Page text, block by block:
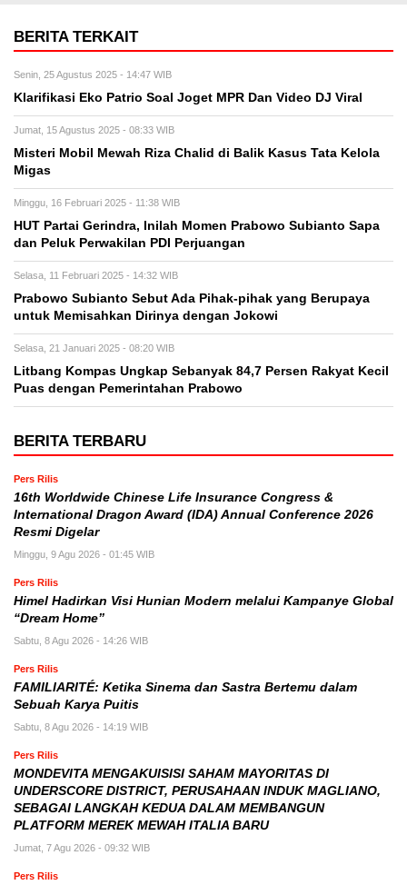
BERITA TERKAIT
Senin, 25 Agustus 2025 - 14:47 WIB
Klarifikasi Eko Patrio Soal Joget MPR Dan Video DJ Viral
Jumat, 15 Agustus 2025 - 08:33 WIB
Misteri Mobil Mewah Riza Chalid di Balik Kasus Tata Kelola
Migas
Minggu, 16 Februari 2025 - 11:38 WIB
HUT Partai Gerindra, Inilah Momen Prabowo Subianto Sapa
dan Peluk Perwakilan PDI Perjuangan
Selasa, 11 Februari 2025 - 14:32 WIB
Prabowo Subianto Sebut Ada Pihak-pihak yang Berupaya
untuk Memisahkan Dirinya dengan Jokowi
Selasa, 21 Januari 2025 - 08:20 WIB
Litbang Kompas Ungkap Sebanyak 84,7 Persen Rakyat Kecil
Puas dengan Pemerintahan Prabowo
BERITA TERBARU
Pers Rilis
16th Worldwide Chinese Life Insurance Congress &
International Dragon Award (IDA) Annual Conference 2026
Resmi Digelar
Minggu, 9 Agu 2026 - 01:45 WIB
Pers Rilis
Himel Hadirkan Visi Hunian Modern melalui Kampanye Global
“Dream Home”
Sabtu, 8 Agu 2026 - 14:26 WIB
Pers Rilis
FAMILIARITÉ: Ketika Sinema dan Sastra Bertemu dalam
Sebuah Karya Puitis
Sabtu, 8 Agu 2026 - 14:19 WIB
Pers Rilis
MONDEVITA MENGAKUISISI SAHAM MAYORITAS DI
UNDERSCORE DISTRICT, PERUSAHAAN INDUK MAGLIANO,
SEBAGAI LANGKAH KEDUA DALAM MEMBANGUN
PLATFORM MEREK MEWAH ITALIA BARU
Jumat, 7 Agu 2026 - 09:32 WIB
Pers Rilis